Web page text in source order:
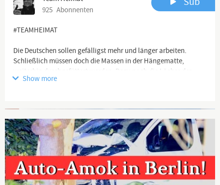
925 Abonnenten
#TEAMHEIMAT
Die Deutschen sollen gefälligst mehr und länger arbeiten.
Schließlich müssen doch die Massen in der Hängematte,
weiterhin durchgefüttert werden. Dazu noch die Löcher der
Renten und Sozialkassen füllen, die durch die famose Politik
Channel description
🖥 YouTube Kanäle:
https://www.youtube.com/channel/UCflu...
Show more